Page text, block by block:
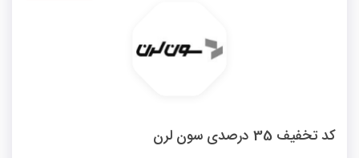
کد تخفیف 35 درصدی سون لرن